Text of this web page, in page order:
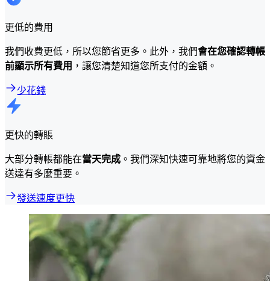
更低的費用
我們收費更低，所以您節省更多。此外，我們會在您確認轉帳
前顯示所有費用 ，讓您清楚知道您所支付的金額。
少花錢
更快的轉賬
大部分轉帳都能在當天完成 。我們深知快速可靠地將您的資金
送達有多麼重要。
發送速度更快